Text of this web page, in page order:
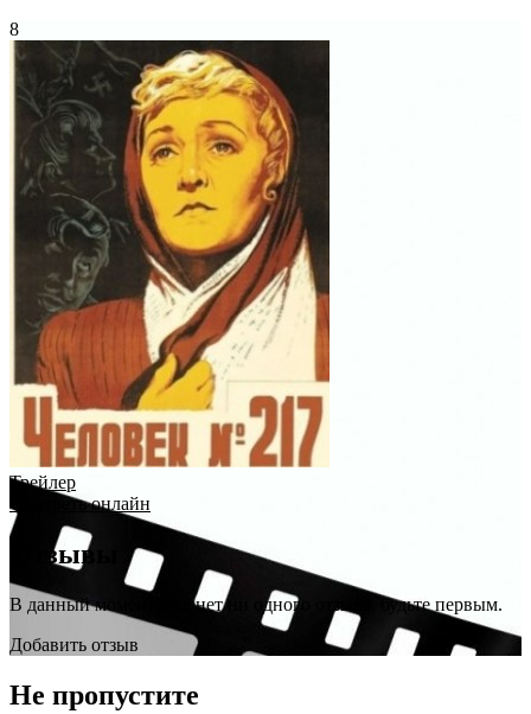
8
Трейлер
Смотреть онлайн
Отзывы
В данный момент еще нет ни одного отзыва, будьте первым.
Добавить отзыв
Не пропустите